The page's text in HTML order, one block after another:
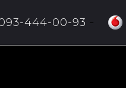
444-00-93